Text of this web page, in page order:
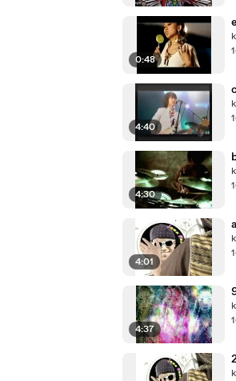
0:48
4:40
4:30
4:01
4:37